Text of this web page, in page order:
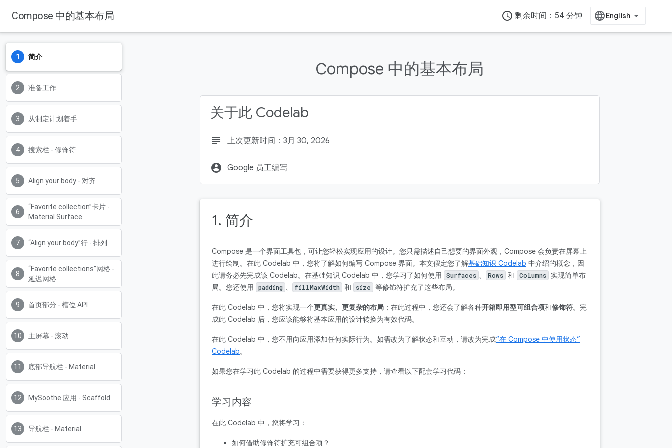
Compose 中的基本布局 access_time 剩余时间：54 分钟
简介
准备工作
从制定计划着手
搜索栏 - 修饰符
Align your body - 对齐
“Favorite collection”卡片 -
Material Surface
“Align your body”行 - 排列
“Favorite collections”网格 -
延迟网格
首页部分 - 槽位 API
主屏幕 - 滚动
底部导航栏 - Material
MySoothe 应用 - Scaffold
导航栏 - Material
Compose 中的基本布局
关于此 Codelab
subject 上次更新时间：3月 30, 2026
account_circle Google 员工编写
1. 简介
Compose 是一个界面工具包，可让您轻松实现应用的设计。您只需描述自己想要的界面外观，Compose 会负责在屏幕上
进行绘制。在此 Codelab 中，您将了解如何编写 Compose 界面。本文假定您了解基础知识 Codelab 中介绍的概念，因
此请务必先完成该 Codelab。在基础知识 Codelab 中，您学习了如何使用
Surfaces 、 Rows 和 Columns
实现简单布
局。您还使用
padding 、 fillMaxWidth 和 size 等修饰符扩充了这些布局。
在此 Codelab 中，您将实现一个更真实、更复杂的布局 ；在此过程中，您还会了解各种开箱即用型可组合项和修饰符。完
成此 Codelab 后，您应该能够将基本应用的设计转换为有效代码。
在此 Codelab 中，您不用向应用添加任何实际行为。如需改为了解状态和互动，请改为完成“在 Compose 中使用状态”
Codelab。
如果您在学习此 Codelab 的过程中需要获得更多支持，请查看以下配套学习代码：
学习内容
在此 Codelab 中，您将学习：
如何借助修饰符扩充可组合项？